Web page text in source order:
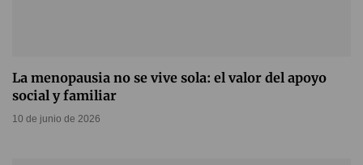
La menopausia no se vive sola: el valor del apoyo
social y familiar
10 de junio de 2026